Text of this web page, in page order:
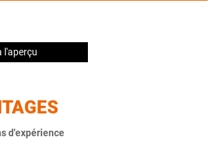
l'aperçu
d'expérience